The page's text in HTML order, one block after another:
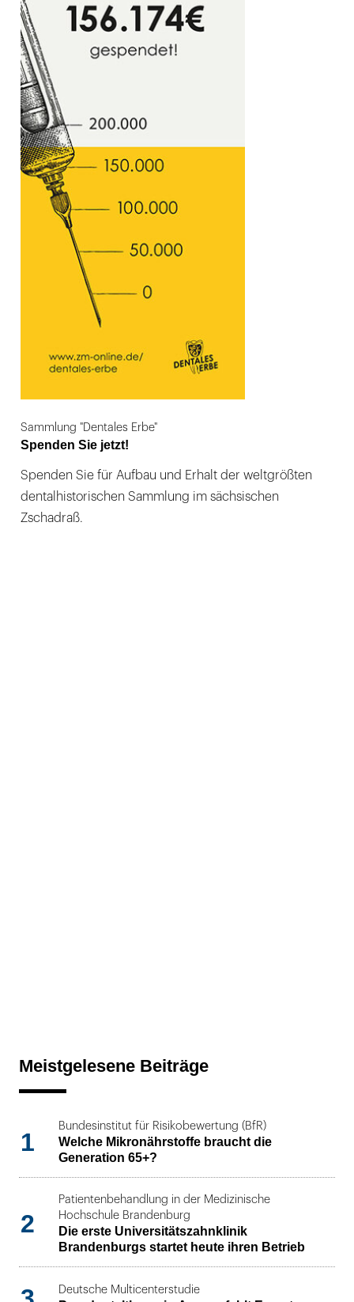
Sammlung "Dentales Erbe"
Spenden Sie jetzt!
Spenden Sie für Aufbau und Erhalt der weltgrößten
dentalhistorischen Sammlung im sächsischen
Zschadraß.
Meistgelesene Beiträge
1
Bundesinstitut für Risikobewertung (BfR)
Welche Mikronährstoffe braucht die
Generation 65+?
2
Patientenbehandlung in der Medizinische
Hochschule Brandenburg
Die erste Universitätszahnklinik
Brandenburgs startet heute ihren Betrieb
Deutsche Multicenterstudie